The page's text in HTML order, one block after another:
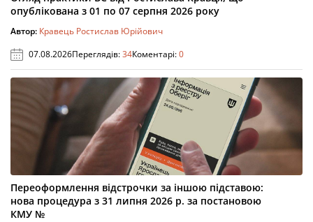
опублікована з 01 по 07 серпня 2026 року
Автор: Кравець Ростислав Юрійович
07.08.2026Переглядів:34Коментарі:0
Переоформлення відстрочки за іншою підставою:
нова процедура з 31 липня 2026 р. за постановою
КМУ №